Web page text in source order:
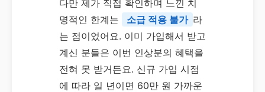
다만 제가 직접 확인하며 느낀 치
명적인 한계는
소급 적용 불가 라
는 점이었어요. 이미 가입해서 받고
계신 분들은 이번 인상분의 혜택을
전혀 못 받거든요. 신규 가입 시점
에 따라 일 년이면 60만 원 가까운